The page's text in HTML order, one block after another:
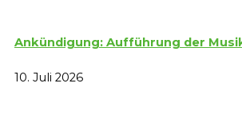
Ankündigung: Aufführung der
10. Juli 2026